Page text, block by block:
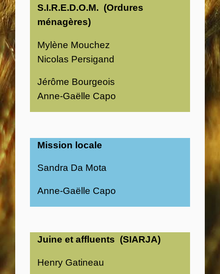
S.I.R.E.D.O.M. (Ordures
ménagères)
Mylène Mouchez
Nicolas Persigand
Jérôme Bourgeois
Anne-Gaëlle Capo
Mission locale
Sandra Da Mota
Anne-Gaëlle Capo
Juine et affluents (SIARJA)
Henry Gatineau